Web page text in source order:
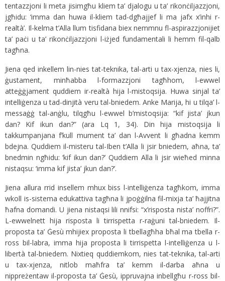
tentazzjoni li meta jisimgħu kliem ta’ djalogu u ta’ rikonċiljazzjoni,
jgħidu: ‘imma dan huwa il-kliem tad-dgħajjef li ma jafx x’inhi r-
realtà’. Il-kelma t’Alla llum tisfidana biex nemmnu fl-aspirazzjonijiet
ta’ paċi u ta’ rikonċiljazzjoni l-iżjed fundamentali li hemm fil-qalb
tagħna.
Jiena qed inkellem lin-nies tat-teknika, tal-arti u tax-xjenza, nies li,
ġustament, minħabba l-formazzjoni tagħhom, l-ewwel
atteġġjament quddiem ir-realtà hija l-mistoqsija. Huwa sinjal ta’
intelliġenza u tad-dinjità veru tal-bniedem. Anke Marija, hi u tilqa’ l-
messaġġ tal-anġlu, tilqgħu l-ewwel b’mistoqsija: “kif jista’ jkun
dan? Kif ikun dan?” (ara Lq 1, 34). Din hija mistoqsija li
takkumpanjana f’kull mument ta’ dan l-Avvent li għadna kemm
bdejna. Quddiem il-misteru tal-Iben t’Alla li jsir bniedem, aħna, ta’
bnedmin ngħidu: ‘kif ikun dan?’ Quddiem Alla li jsir wieħed minna
nistaqsu: ‘imma kif jista’ jkun dan?’.
Jiena allura rrid insellem mhux biss l-intelliġenza tagħkom, imma
wkoll is-sistema edukattiva tagħna li jpoġġilna fil-mixja ta’ ħajjitna
ħafna domandi. U jiena nistaqsi lili nnifsi: “x’risposta nista’ noffri?”.
L-ewwelnett hija risposta li tirrispetta r-raġuni tal-bniedem. Il-
proposta ta’ Ġesù mhijiex proposta li tbellagħha bħal ma tbella r-
ross bil-labra, imma hija proposta li tirrispetta l-intelliġenza u l-
libertà tal-bniedem. Nixtieq quddiemkom, nies tat-teknika, tal-arti
u tax-xjenza, nitlob maħfra ta’ kemm il-darba aħna u
nippreżentaw il-proposta ta’ Ġesù, ippruvajna inbellgħu r-ross bil-